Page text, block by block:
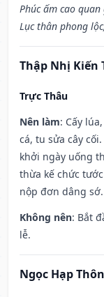
Phúc ấm cao
Lục thân phong
Thập Nhị Kiến
Trực Thâu
Nên làm: Cấy
cá, tu sửa cây
khởi ngày uống
thừa kế chức
nộp đơn dâng sớ.
Không nên: Bắt
lễ.
Ngọc Hạp